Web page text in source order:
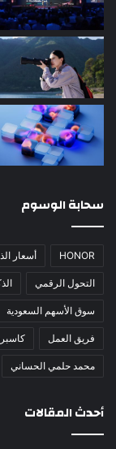
سحابة الوسوم
HONOR أسعار
التحول الرقمي
سوق الأسهم السعودية
فريق العمل
محمد حلمي الحساني
أحدث المقالات